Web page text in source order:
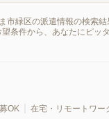
緑区の派遣情報の検索
条件から、あなたにピッ
OK 在宅・リモートワー